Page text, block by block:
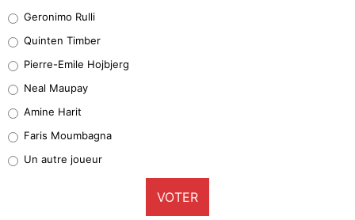
32%
5%
1%
9%
Geronimo Rulli
Quinten Timber
Pierre-Emile Hojbjerg
Neal Maupay
Amine Harit
Faris Moumbagna
Un autre joueur
VOTER